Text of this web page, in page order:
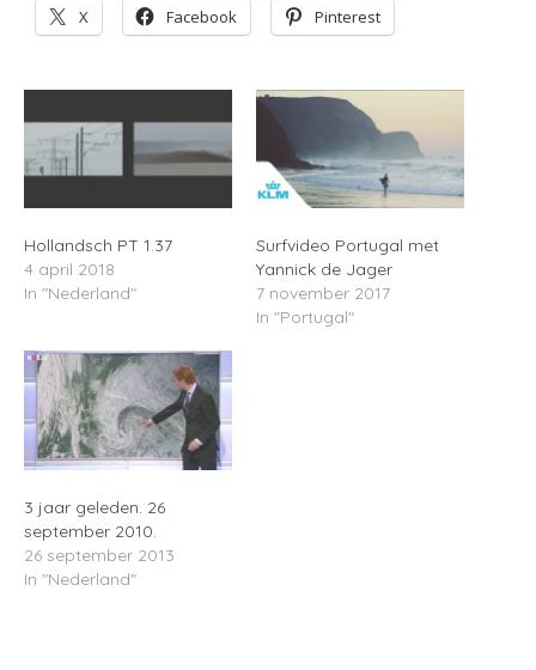
X Facebook Pinterest
Hollandsch PT 1.37
4 april 2018
In "Nederland"
Surfvideo Portugal met
Yannick de Jager
7 november 2017
In "Portugal"
3 jaar geleden. 26
september 2010.
26 september 2013
In "Nederland"